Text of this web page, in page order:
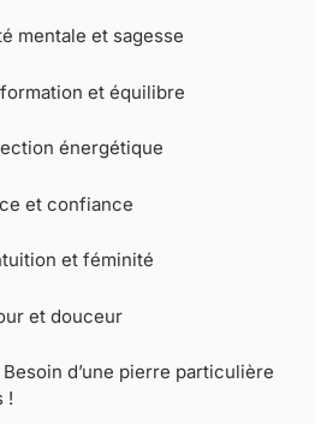
mentale et sagesse
et équilibre
énergétique
et confiance
et féminité
et douceur
Besoin d’une pierre particulière
!